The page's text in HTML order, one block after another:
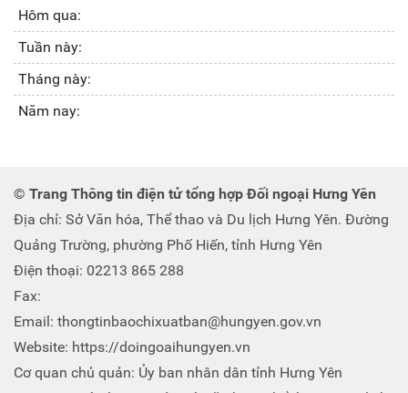
Hôm qua:
Tuần này:
Tháng này:
Năm nay:
© Trang Thông tin điện tử tổng hợp Đối ngoại Hưng Yên
Địa chỉ: Sở Văn hóa, Thể thao và Du lịch Hưng Yên. Đường
Quảng Trường, phường Phố Hiến, tỉnh Hưng Yên
Điện thoại: 02213 865 288
Fax:
Email: thongtinbaochixuatban@hungyen.gov.vn
Website: https://doingoaihungyen.vn
Cơ quan chủ quản: Ủy ban nhân dân tỉnh Hưng Yên